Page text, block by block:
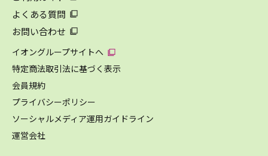
よくある質問
お問い合わせ
イオングループサイトへ
特定商法取引法に基づく表示
会員規約
プライバシーポリシー
ソーシャルメディア運用ガイドライン
運営会社